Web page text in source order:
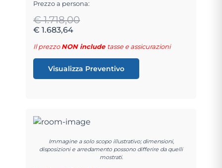
Prezzo a persona:
€ 1.718,00
€ 1.683,64
Il prezzoNON include tasse e assicurazioni
Visualizza Preventivo
Immagine a solo scopo illustrativo; dimensioni,
disposizioni e arredamento possono differire da quelli
mostrati.